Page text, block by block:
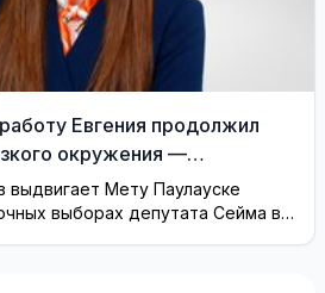
Евгения продолжил
окружения —
Либерального движения
Мету Паулауске
выборах депутата Сейма в